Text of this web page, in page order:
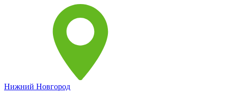
Нижний Новгород